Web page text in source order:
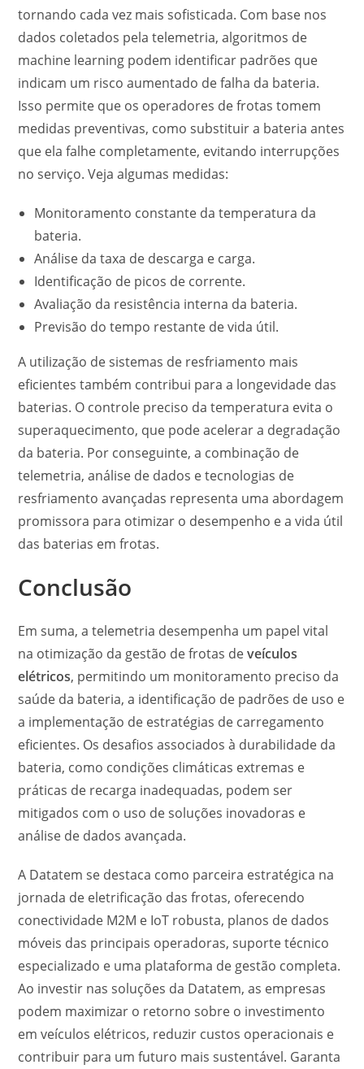
tornando cada vez mais sofisticada. Com base nos
dados coletados pela telemetria, algoritmos de
machine learning podem identificar padrões que
indicam um risco aumentado de falha da bateria.
Isso permite que os operadores de frotas tomem
medidas preventivas, como substituir a bateria antes
que ela falhe completamente, evitando interrupções
no serviço. Veja algumas medidas:
Monitoramento constante da temperatura da
bateria.
Análise da taxa de descarga e carga.
Identificação de picos de corrente.
Avaliação da resistência interna da bateria.
Previsão do tempo restante de vida útil.
A utilização de sistemas de resfriamento mais
eficientes também contribui para a longevidade das
baterias. O controle preciso da temperatura evita o
superaquecimento, que pode acelerar a degradação
da bateria. Por conseguinte, a combinação de
telemetria, análise de dados e tecnologias de
resfriamento avançadas representa uma abordagem
promissora para otimizar o desempenho e a vida útil
das baterias em frotas.
Conclusão
Em suma, a telemetria desempenha um papel vital
na otimização da gestão de frotas deveículos
elétricos, permitindo um monitoramento preciso da
saúde da bateria, a identificação de padrões de uso e
a implementação de estratégias de carregamento
eficientes. Os desafios associados à durabilidade da
bateria, como condições climáticas extremas e
práticas de recarga inadequadas, podem ser
mitigados com o uso de soluções inovadoras e
análise de dados avançada.
A Datatem se destaca como parceira estratégica na
jornada de eletrificação das frotas, oferecendo
conectividade M2M e IoT robusta, planos de dados
móveis das principais operadoras, suporte técnico
especializado e uma plataforma de gestão completa.
Ao investir nas soluções da Datatem, as empresas
podem maximizar o retorno sobre o investimento
em veículos elétricos, reduzir custos operacionais e
contribuir para um futuro mais sustentável. Garanta